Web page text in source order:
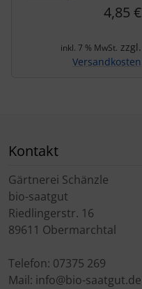
4,85 €
inkl. 7 % MwSt. zzgl.
Versandkosten
Kontakt
Gärtnerei Schänzle
bio-saatgut
Riedlingerstr. 16
89611 Obermarchtal
Telefon: 07375 269
Mail: info@bio-saatgut.de